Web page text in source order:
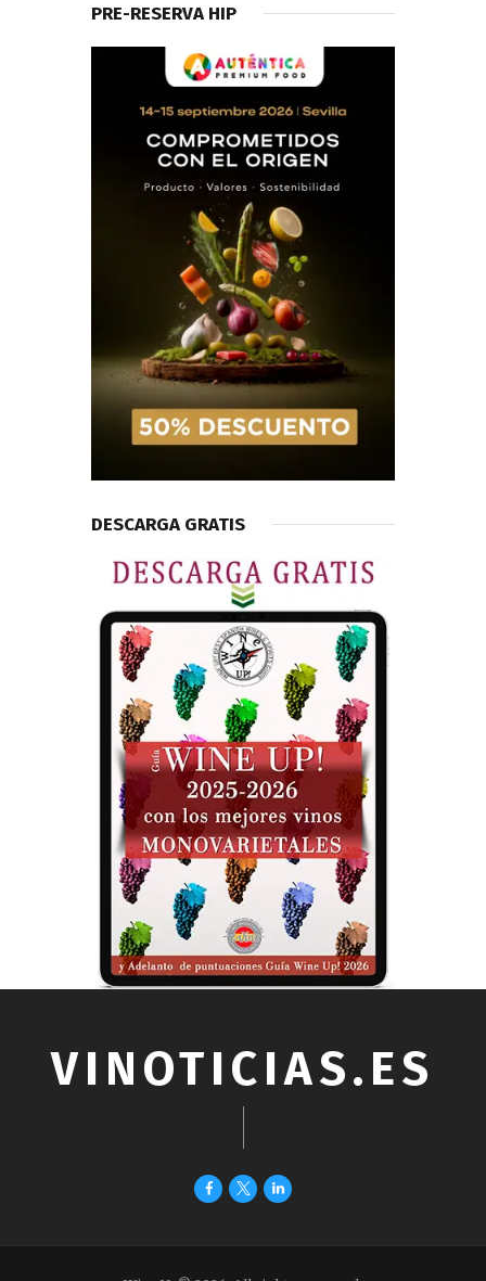
PRE-RESERVA HIP
DESCARGA GRATIS
VINOTICIAS.ES